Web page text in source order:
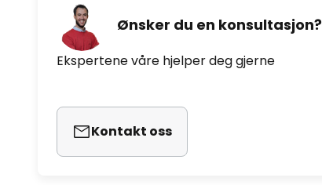
Ønsker du en konsultasjon?
Ekspertene våre hjelper deg gjerne
Kontakt oss